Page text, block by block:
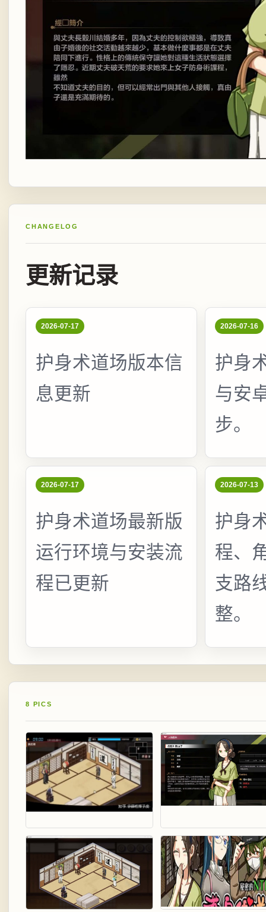
CHANGELOG
更新记录
2026-07-17
护身术道场版本信
息更新
2026-07-16
护身
与安
步。
2026-07-17
护身术道场最新版
运行环境与安装流
程已更新
2026-07-13
护身
程、
支路
整。
8 PICS